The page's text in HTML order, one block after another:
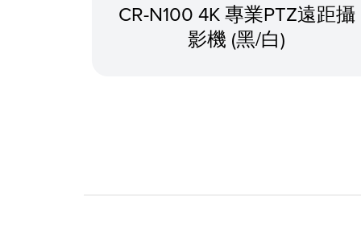
CR-N100 4K 專業PTZ遠距攝
影機 (黑/白)